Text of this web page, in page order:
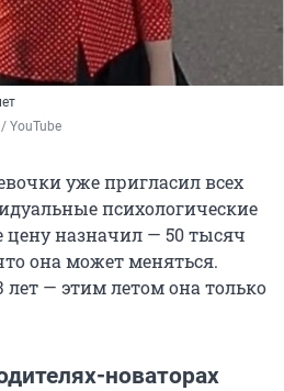
YouTube
уже пригласил всех
психологические
цену назначил — 50 тысяч
она может меняться.
лет — этим летом она только
новаторах